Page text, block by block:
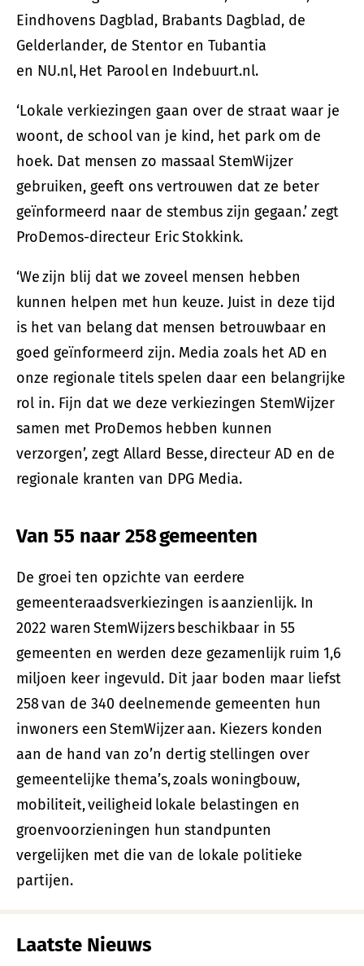
Eindhovens Dagblad, Brabants Dagblad, de
Gelderlander, de Stentor en Tubantia
en NU.nl, Het Parool en Indebuurt.nl.
‘Lokale verkiezingen gaan over de straat waar je
woont, de school van je kind, het park om de
hoek. Dat mensen zo massaal StemWijzer
gebruiken, geeft ons vertrouwen dat ze beter
geïnformeerd naar de stembus zijn gegaan.’ zegt
ProDemos-directeur Eric Stokkink.
‘We zijn blij dat we zoveel mensen hebben
kunnen helpen met hun keuze. Juist in deze tijd
is het van belang dat mensen betrouwbaar en
goed geïnformeerd zijn. Media zoals het AD en
onze regionale titels spelen daar een belangrijke
rol in. Fijn dat we deze verkiezingen StemWijzer
samen met ProDemos hebben kunnen
verzorgen’, zegt Allard Besse, directeur AD en de
regionale kranten van DPG Media.
Van 55 naar 258 gemeenten
De groei ten opzichte van eerdere
gemeenteraadsverkiezingen is aanzienlijk. In
2022 waren StemWijzers beschikbaar in 55
gemeenten en werden deze gezamenlijk ruim 1,6
miljoen keer ingevuld. Dit jaar boden maar liefst
258 van de 340 deelnemende gemeenten hun
inwoners een StemWijzer aan. Kiezers konden
aan de hand van zo’n dertig stellingen over
gemeentelijke thema’s, zoals woningbouw,
mobiliteit, veiligheid lokale belastingen en
groenvoorzieningen hun standpunten
vergelijken met die van de lokale politieke
partijen.
Laatste Nieuws